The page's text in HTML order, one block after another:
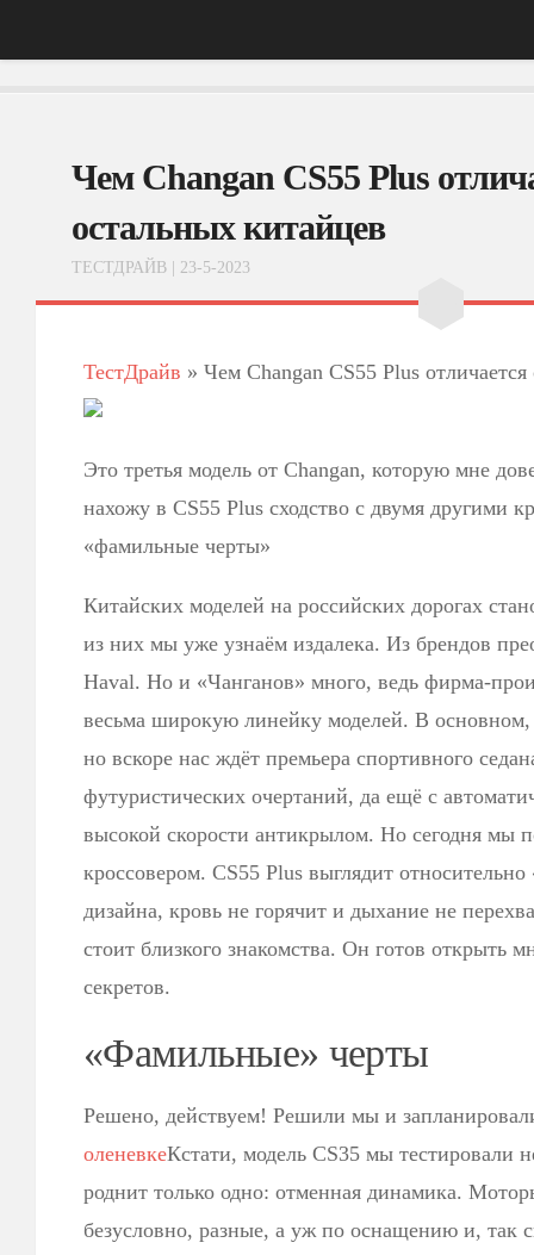
АвтоНовости
ФотоОбзоры
ВидеоОбзоры
Чем Changan CS55 Plus
остальных китайцев
ТЕСТДРАЙВ | 23-5-2023
ТестДрайв » Чем Changan CS55 Plus
Это третья модель от Changan, которую мне
нахожу в CS55 Plus сходство с двумя другими
«фамильные черты»
Китайских моделей на российских дорогах
из них мы уже узнаём издалека. Из брендов
Haval. Но и «Чанганов» много, ведь фирма-
весьма широкую линейку моделей. В основном,
но вскоре нас ждёт премьера спортивного
футуристических очертаний, да ещё с
высокой скорости антикрылом. Но сегодня мы
кроссовером. CS55 Plus выглядит
дизайна, кровь не горячит и дыхание не
стоит близкого знакомства. Он готов открыть
секретов.
«Фамильные» черты
Решено, действуем! Решили мы и
оленевкеКстати, модель CS35 мы тестировали
роднит только одно: отменная динамика.
безусловно, разные, а уж по оснащению и, так